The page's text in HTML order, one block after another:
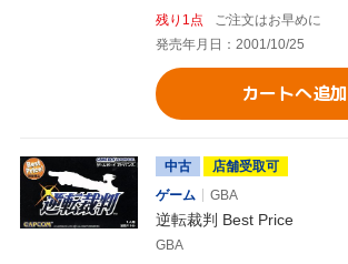
残り1点
ご注文はお早めに
発売年月日：2001/10/25
カートへ追加
中古
店舗受取可
ゲーム
GBA
逆転裁判 Best Price
GBA